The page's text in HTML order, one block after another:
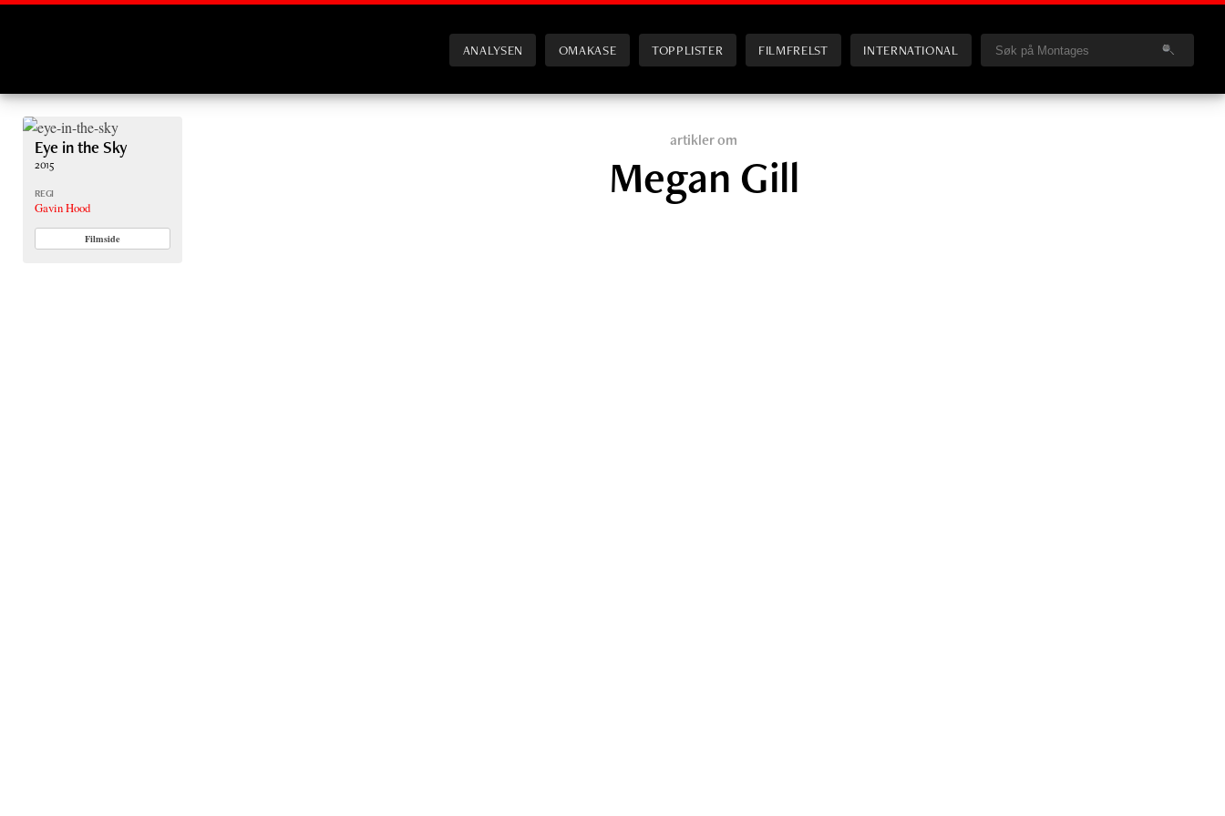
ANALYSEN OMAKASE TOPPLISTER FILMFRELST INTERNATIONAL
Eye in the Sky
2015
REGI
Gavin Hood
Filmside
artikler om
Megan Gill